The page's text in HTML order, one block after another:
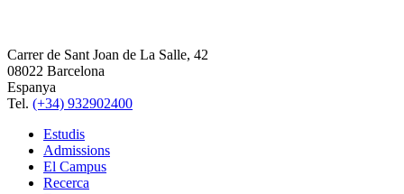
Carrer de Sant Joan de La Salle, 42
08022 Barcelona
Espanya
Tel. (+34) 932902400
Estudis
Admissions
El Campus
Recerca